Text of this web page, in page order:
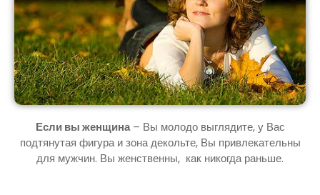
Если вы женщина– Вы молодо выглядите, у Вас
подтянутая фигура и зона декольте, Вы привлекательны
для мужчин. Вы женственны, как никогда раньше.